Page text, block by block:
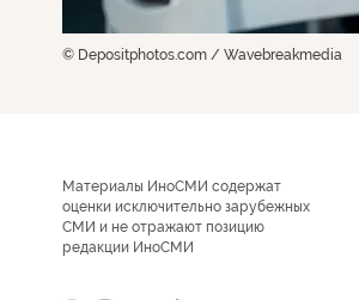
© Depositphotos.com / Wavebreakmedia
Материалы ИноСМИ содержат
оценки исключительно зарубежных
СМИ и не отражают позицию
редакции ИноСМИ